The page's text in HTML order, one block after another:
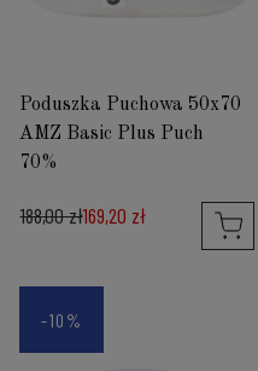
Poduszka Puchowa 50x70
AMZ Basic Plus Puch
70%
188,00 zł169,20 zł
-10%